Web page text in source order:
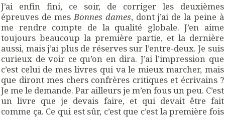
J’ai enfin fini, ce soir, de corriger les deuxièmes
épreuves de mesBonnes dames, dont j’ai de la peine à
me rendre compte de la qualité globale. J’en aime
toujours beaucoup la première partie, et la dernière
aussi, mais j’ai plus de réserves sur l’entre-deux. Je suis
curieux de voir ce qu’on en dira. J’ai l’impression que
c’est celui de mes livres qui va le mieux marcher, mais
que diront mes chers confrères critiques et écrivains ?
Je me le demande. Par ailleurs je m’en fous un peu. C’est
un livre que je devais faire, et qui devait être fait
comme ça. Ce qui est sûr, c’est que c’est la première fois